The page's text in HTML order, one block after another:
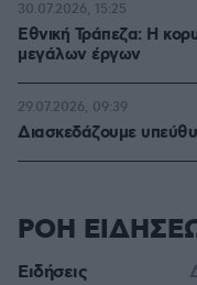
Εθνική Τράπεζα: Η
μεγάλων έργων
30.07.2026, 15:25
Διασκεδάζουμε
29.07.2026, 09:39
ΡΟΗ
Ειδήσεις